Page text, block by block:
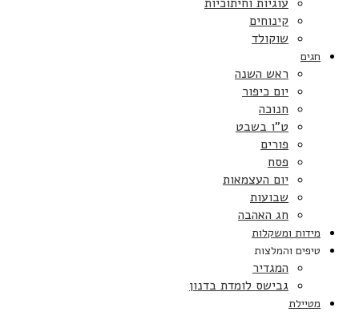
קינוחים
שוקולד
חגים
ראש השנה
יום כיפור
חנוכה
ט”ו בשבט
פורים
פסח
יום העצמאות
שבועות
חג האהבה
מידות ומשקלות
טיפים והמלצות
המגדיר
גבישס לומדת בדנון
מטיילת